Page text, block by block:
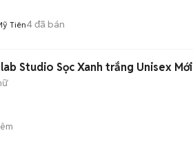
Tiên4đã bán
Studio Sọc Xanh trắng Unisex Mới